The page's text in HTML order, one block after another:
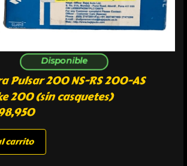
Disponible
Pulsar 200 NS-RS 200-AS
200 (sin casquetes)
carrito